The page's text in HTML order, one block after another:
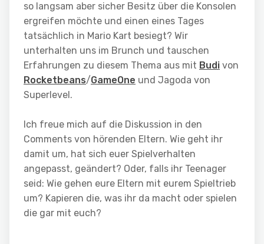
so langsam aber sicher Besitz über die Konsolen
ergreifen möchte und einen eines Tages
tatsächlich in Mario Kart besiegt? Wir
unterhalten uns im Brunch und tauschen
Erfahrungen zu diesem Thema aus mit Budi von
Rocketbeans/GameOne und Jagoda von
Superlevel.
Ich freue mich auf die Diskussion in den
Comments von hörenden Eltern. Wie geht ihr
damit um, hat sich euer Spielverhalten
angepasst, geändert? Oder, falls ihr Teenager
seid: Wie gehen eure Eltern mit eurem Spieltrieb
um? Kapieren die, was ihr da macht oder spielen
die gar mit euch?